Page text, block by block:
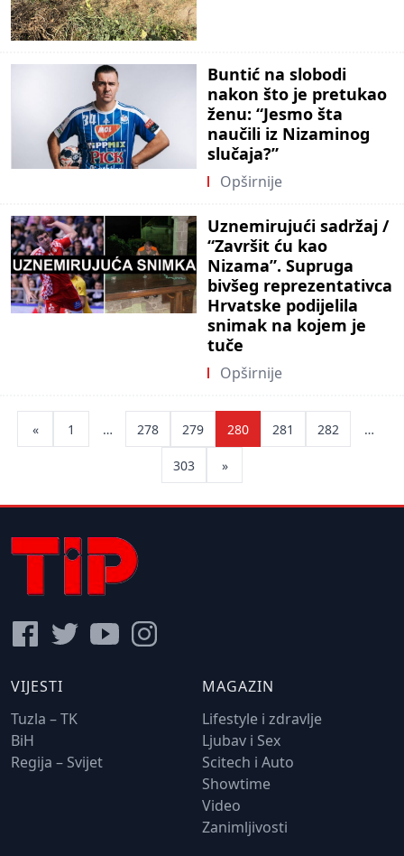
Buntić na slobodi
nakon što je pretukao
ženu: “Jesmo šta
naučili iz Nizaminog
slučaja?”
Opširnije
Uznemirujući sadržaj /
“Završit ću kao
Nizama”. Supruga
bivšeg reprezentativca
Hrvatske podijelila
snimak na kojem je
tuče
Opširnije
pagination
« 1 … 278 279 280 281 282 …
303 »
VIJESTI
Tuzla – TK
BiH
Regija – Svijet
MAGAZIN
Lifestyle i zdravlje
Ljubav i Sex
Scitech i Auto
Showtime
Video
Zanimljivosti